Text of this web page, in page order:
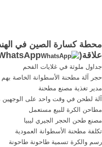
علاقة(
جداول ملوثة في غلايات الفحم
حجر آلة مطحنة الأسطوانة الخاصة بهم
مدير تغذية مصنع مطحنة
آلة لطحن في وقت واحد على
مطاحن الكرة للبيع مستعمل
مصنع طحن الحجر الجيري ليبيا
تكلفة مطحنة الأسطوانة العمودية
رسم والكرة تسمية طاحونة طاحونة